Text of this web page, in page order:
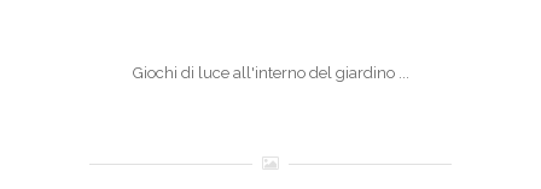
Giochi di luce all'interno del giardino ...